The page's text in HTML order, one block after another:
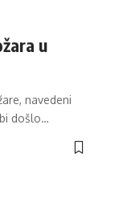
u
navedeni
došlo…